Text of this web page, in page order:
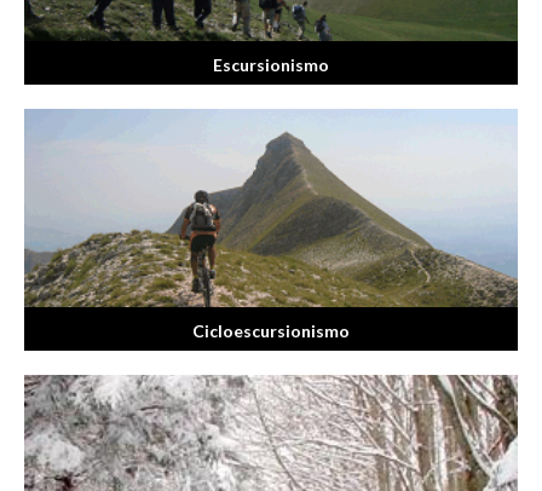
Escursionismo
Cicloescursionismo